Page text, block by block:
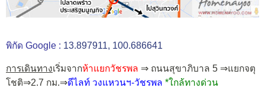
พิกัด Google : 13.897911, 100.686641
การเดินทางเริ่มจากห้าแยกวัชรพล ⇒ ถนนสุขาภิบาล 5 ⇒แยกจตุ
โชติ⇒2.7 กม.⇒ดีไลท์ วงแหวนฯ-วัชรพล *ใกล้ทางด่วน